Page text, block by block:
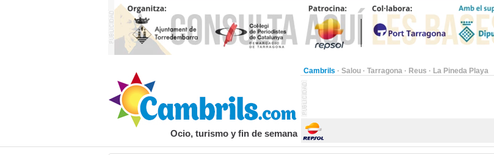
Cambrils · Salou · Tarragona · Reus · La Pineda Playa
Ocio, turismo y fin de semana